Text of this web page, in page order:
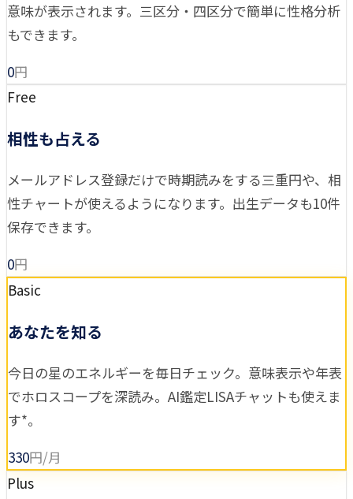
意味が表示されます。三区分・四区分で簡単に性格分析
もできます。
0円
Free
相性も占える
メールアドレス登録だけで時期読みをする三重円や、相
性チャートが使えるようになります。出生データも10件
保存できます。
0円
Basic
あなたを知る
今日の星のエネルギーを毎日チェック。意味表示や年表
でホロスコープを深読み。AI鑑定LISAチャットも使えま
す*。
330円/月
Plus